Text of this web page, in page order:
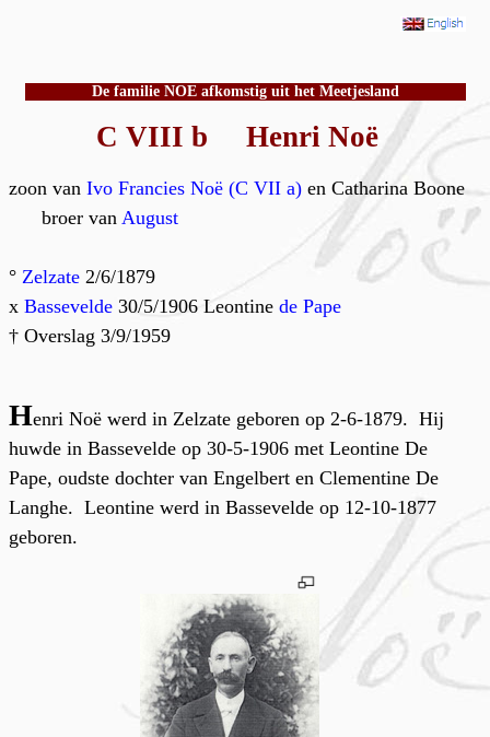
De familie NOE afkomstig uit het Meetjesland
C VIII b Henri Noë
zoon van Ivo Francies Noë (C VII a) en Catharina Boone
broer van August
° Zelzate 2/6/1879
x Bassevelde 30/5/1906 Leontine de Pape
† Overslag 3/9/1959
Henri Noë werd in Zelzate geboren op 2-6-1879. Hij
huwde in Bassevelde op 30-5-1906 met Leontine De
Pape, oudste dochter van Engelbert en Clementine De
Langhe. Leontine werd in Bassevelde op 12-10-1877
geboren.